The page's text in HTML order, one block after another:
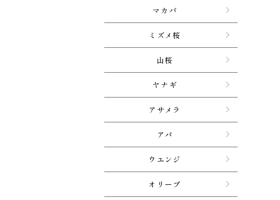
マカバ
ミズメ桜
山桜
ヤナギ
アサメラ
アパ
ウエンジ
オリーブ